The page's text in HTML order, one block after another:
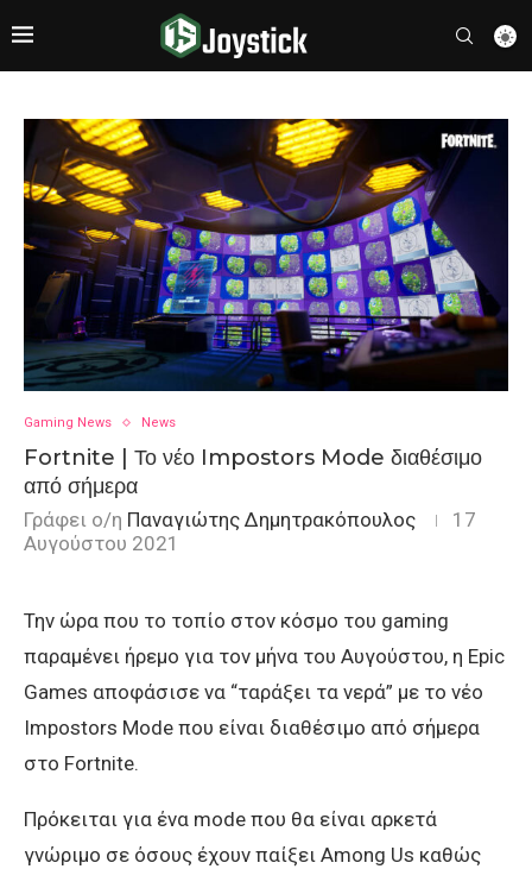
Gaming News News
Fortnite | Το νέο Impostors Mode διαθέσιμο
από σήμερα
Γράφει ο/η Παναγιώτης Δημητρακόπουλος
17
Αυγούστου 2021
Την ώρα που το τοπίο στον κόσμο του gaming
παραμένει ήρεμο για τον μήνα του Αυγούστου, η Epic
Games αποφάσισε να “ταράξει τα νερά” με το νέο
Impostors Mode που είναι διαθέσιμο από σήμερα
στο Fortnite.
Πρόκειται για ένα mode που θα είναι αρκετά
γνώριμο σε όσους έχουν παίξει Among Us καθώς